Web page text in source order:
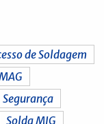
de Soldagem
Segurança
Solda MIG